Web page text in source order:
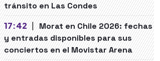
tránsito en Las Condes
17:42 | Morat en Chile 2026: fechas
y entradas disponibles para sus
conciertos en el Movistar Arena